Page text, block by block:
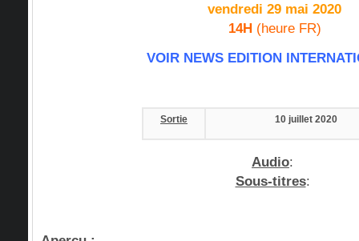
vendredi 29 mai 2020
14H (heure FR)
VOIR NEWS EDITION
Sortie 10 juillet 2020
Audio:
Sous-titres: